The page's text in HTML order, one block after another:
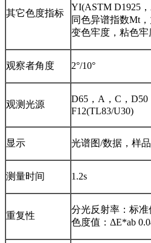
其它色度指标
YI(ASTM D1925
同色异谱指数Mt
变色牢度，粘色
观察者角度 2°/10°
观测光源
D65，A，C，D50
F12(TL83/U30)
显示 光谱图/数据，样
测量时间 1.2s
重复性
分光反射率：标准
色度值：ΔE*ab